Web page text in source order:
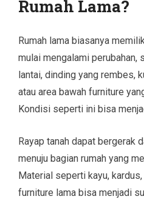
Rumah Lama?
Rumah lama biasanya
mulai mengalami perubahan,
lantai, dinding yang rembes,
atau area bawah furniture
Kondisi seperti ini bisa
Rayap tanah dapat bergerak
menuju bagian rumah yang
Material seperti kayu,
furniture lama bisa menjadi